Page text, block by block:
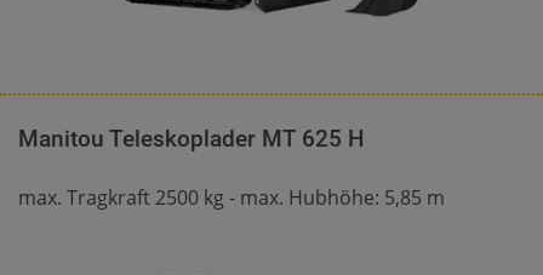
Manitou Teleskoplader MT 625 H
max. Tragkraft 2500 kg - max. Hubhöhe: 5,85 m